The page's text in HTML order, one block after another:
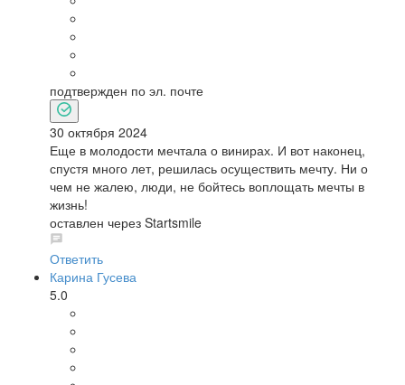
подтвержден по эл. почте
30 октября 2024
Еще в молодости мечтала о винирах. И вот наконец,
спустя много лет, решилась осуществить мечту. Ни о
чем не жалею, люди, не бойтесь воплощать мечты в
жизнь!
оставлен через Startsmile
Ответить
Карина Гусева
5.0